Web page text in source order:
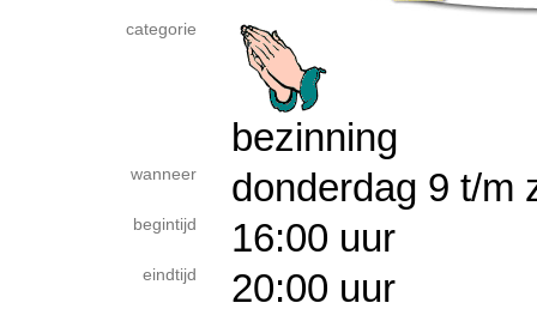
categorie
bezinning
wanneer donderdag 9 t/
begintijd 16:00 uur
eindtijd 20:00 uur